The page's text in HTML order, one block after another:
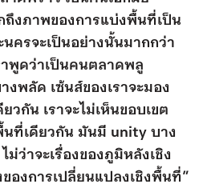
ถึงภาพของการแบ่งพื้นที่เป็น
ครจะเป็นอย่างนั้นมากกว่า
าพูดว่าเป็นคนตลาดพลู
พลัด เซ้นส์ของเราจะมอง
วกัน เราจะไม่เห็นขอบเขต
ที่เดียวกัน มันมี unity บาง
ว่าจะเรื่องของภูมิหลังเชิง
องการเปลี่ยนแปลงเชิงพื้นที่”